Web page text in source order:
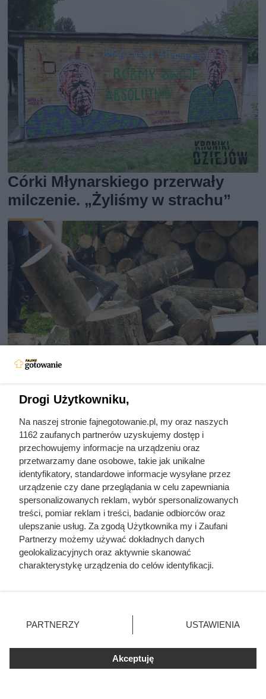
Córki Młynarskiego przerwały
milczenie. „Żyliśmy w strachu”
Ten gatunek drewna daje
najwięcej ciepła, a Polacy rzadko
go kupują. Prawdziwy król
kaloryczności
Po 15 latach zdjęli fragment
Drogi Użytkowniku,
Na naszej stronie fajnegotowanie.pl, my oraz naszych
1162 zaufanych partnerów uzyskujemy dostęp i
przechowujemy informacje na urządzeniu oraz
przetwarzamy dane osobowe, takie jak unikalne
identyfikatory, standardowe informacje wysyłane przez
urządzenie czy dane przeglądania w celu zapewniania
spersonalizowanych reklam, wybór spersonalizowanych
treści, pomiar reklam i treści, badanie odbiorców oraz
ulepszanie usług. Za zgodą Użytkownika my i Zaufani
Partnerzy możemy używać dokładnych danych
geolokalizacyjnych oraz aktywnie skanować
charakterystykę urządzenia do celów identyfikacji.
zmienić/wycofać klikając przycisk ustawień prywatności
znajdujący się w lewym dolnym rogu strony
rodzaje przetwarzania danych nie wymagają zgody
użytkownika, ale masz prawo sprzeciwić się takiemu
przetwarzaniu. Preferencje będą miały zastosowania tylko
PARTNERZY USTAWIENIA
Akceptuję